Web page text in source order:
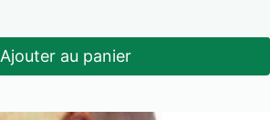
Ajouter au panier